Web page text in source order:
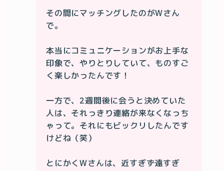
その間にマッチングしたのがWさん
で。
本当にコミュニケーションがお上手な
印象で、やりとりしていて、ものすご
く楽しかったんです！
一方で、2週間後に会うと決めていた
人は、それっきり連絡が来なくなっち
ゃって。それにもビックリしたんです
けどね（笑）
とにかくWさんは、近すぎず遠すぎ